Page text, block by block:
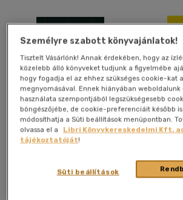
Scriptinformatics
Könyv
Személyre szabott könyvajánlatok!
Tisztelt Vásárlónk! Annak érdekében, hogy az
közelebb álló könyveket tudjunk a figyelmébe
hogy fogadja el az ehhez szükséges cookie-kat
megnyomásával. Ennek hiányában weboldalunk
használata szempontjából legszükségesebb
böngészőjébe, de cookie-preferenciáit később
módosíthatja a Süti beállítások menüpontban.
olvassa el a
Libri Könyvkereskedelmi Kft.
tájékoztatóját!
Süti beállítások